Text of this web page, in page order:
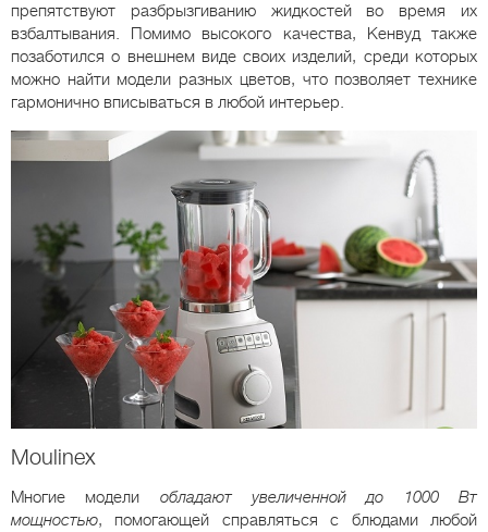
препятствуют разбрызгиванию жидкостей во время их
взбалтывания. Помимо высокого качества, Кенвуд также
позаботился о внешнем виде своих изделий, среди которых
можно найти модели разных цветов, что позволяет технике
гармонично вписываться в любой интерьер.
Moulinex
Многие модели обладают увеличенной до 1000 Вт
мощностью, помогающей справляться с блюдами любой